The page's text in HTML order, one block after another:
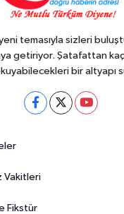
temasıyla sizleri
getiriyor. Şatafattan
bir altyapı
Vakitleri
Fikstür